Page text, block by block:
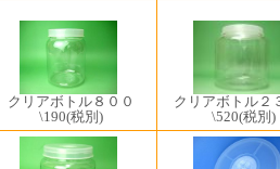
クリアボトル８００
\190(税別)
クリアボトル２
\520(税別)